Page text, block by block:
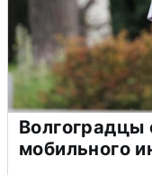
Волгоградцы
мобильного